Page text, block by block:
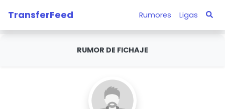
TransferFeed Rumores Ligas
RUMOR DE FICHAJE